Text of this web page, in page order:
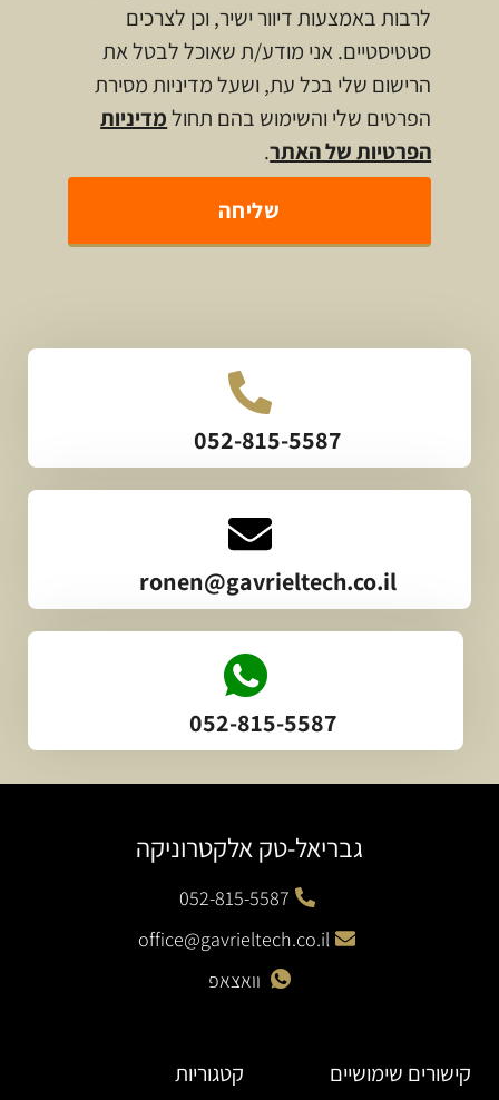
לרבות באמצעות דיוור ישיר, וכן לצרכים
סטטיסטיים. אני מודע/ת שאוכל לבטל את
הרישום שלי בכל עת, ושעל מדיניות מסירת
הפרטים שלי והשימוש בהם תחולמדיניות
הפרטיות של האתר.
שליחה
052-815-5587
ronen@gavrieltech.co.il
052-815-5587
גבריאל-טק אלקטרוניקה
052-815-5587
office@gavrieltech.co.il
וואצאפ
קישורים שימושיים קטגוריות